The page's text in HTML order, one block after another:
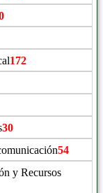
172
30
54
y Recursos